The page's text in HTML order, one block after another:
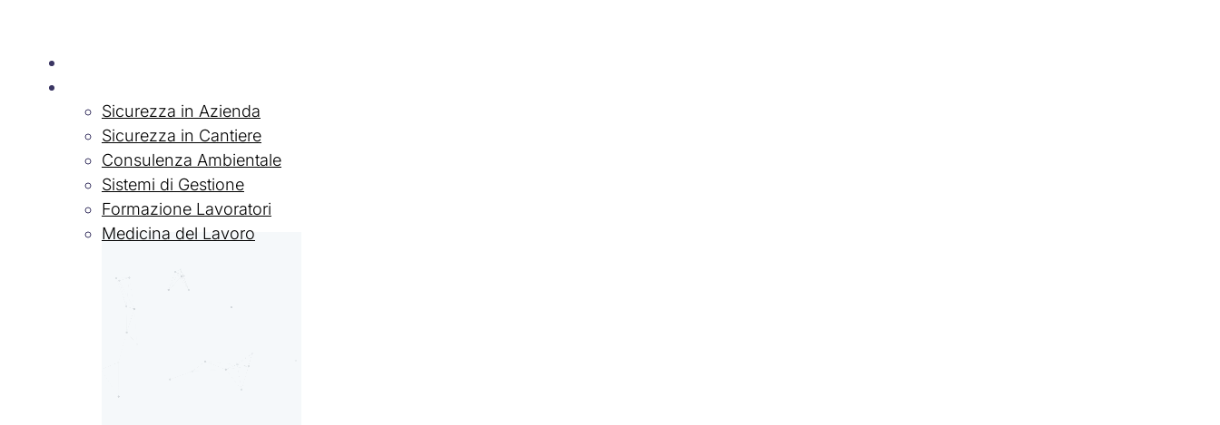
Sicurezza in Azienda
Sicurezza in Cantiere
Consulenza Ambientale
Sistemi di Gestione
Formazione Lavoratori
Medicina del Lavoro